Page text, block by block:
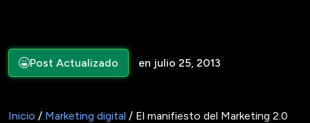
Post Actualizado en julio 25, 2013
Inicio / Marketing digital / El manifiesto del Marketing 2.0